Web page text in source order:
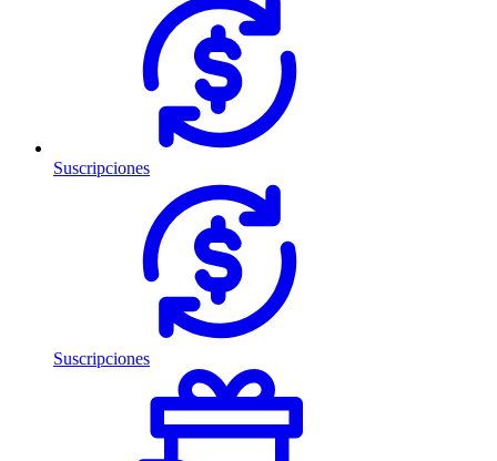
Suscripciones
Suscripciones